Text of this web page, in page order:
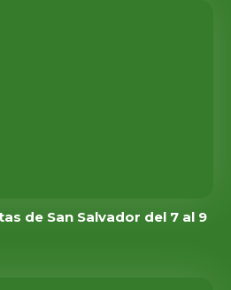
de San Salvador del 7 al 9